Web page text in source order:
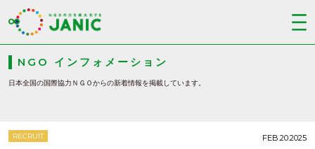
NGO インフォメーション
日本全国の国際協力ＮＧＯからの新着情報を掲載しています。
RECRUIT FEB.20.2025